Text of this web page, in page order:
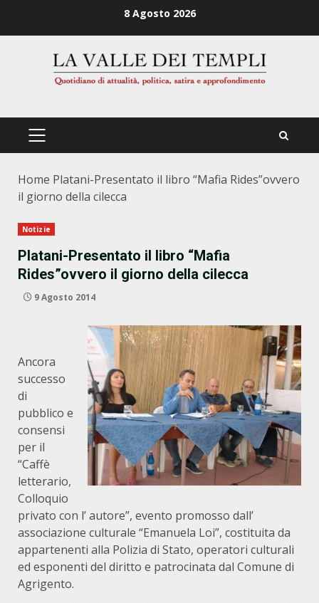
8 Agosto 2026
PRIMÄRES
Home Platani-Presentato il libro “Mafia Rides”ovvero
il giorno della cilecca
Notizie
Platani-Presentato il libro “Mafia
Rides”ovvero il giorno della cilecca
9 Agosto 2014
Ancora
successo
di
pubblico e
consensi
per il
“Caffè
letterario,
Colloquio
privato con l’ autore”, evento promosso dall’
associazione culturale “Emanuela Loi”, costituita da
appartenenti alla Polizia di Stato, operatori culturali
ed esponenti del diritto e patrocinata dal Comune di
Agrigento.